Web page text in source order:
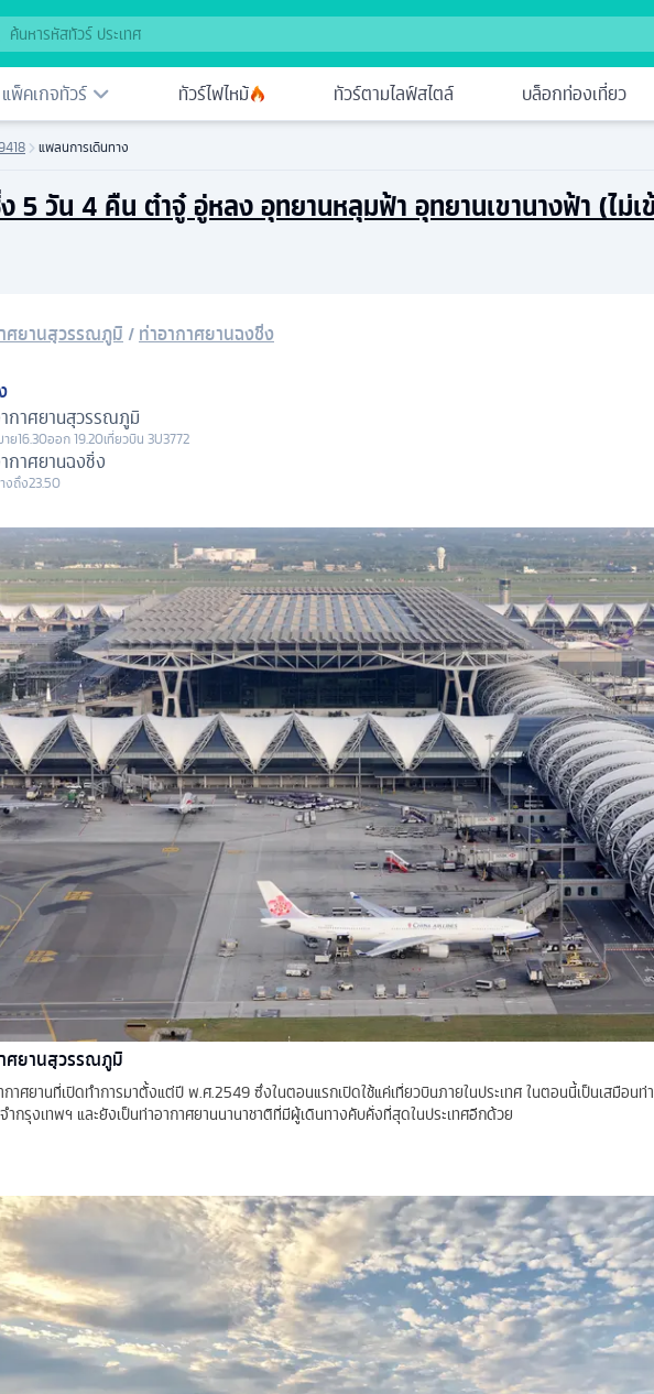
แพ็คเกจทัวร์ ทัวร์ไฟไหม้ ทัวร์ตามไลฟ์สไตล์ บล็อกท่องเที่ยว
แพลนการเดินทาง
5 วัน 4 คืน ต๋าจู๋ อู่หลง อุทยานหลุมฟ้า อุทยานเขานางฟ้า (ไม่เ
ศยานสุวรรณภูมิ /ท่าอากาศยานฉงชิ่ง
กาศยานสุวรรณภูมิ
ย16.30ออก19.20เที่ยวบิน 3U3772
กาศยานฉงชิ่ง
งถึง23.50
ศยานสุวรรณภูมิ
กาศยานที่เปิดทำการมาตั้งแต่ปี พ.ศ.2549 ซึ่งในตอนแรกเปิดใช้แค่เที่ยวบินภายในประเทศ ในตอนนี้เป็นเสมือนท่
ำกรุงเทพฯ และยังเป็นท่าอากาศยานนานาชาติที่มีผู้เดินทางคับคั่งที่สุดในประเทศอีกด้วย